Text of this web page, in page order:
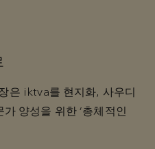
은 iktva를 현지화, 사우디
양성을 위한 '총체적인